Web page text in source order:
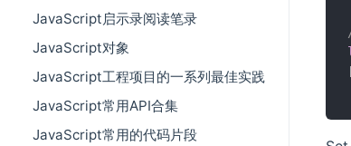
JavaScript启示录阅读笔录
JavaScript对象
JavaScript工程项目的一系列最佳实践
JavaScript常用API合集
JavaScript常用的代码片段